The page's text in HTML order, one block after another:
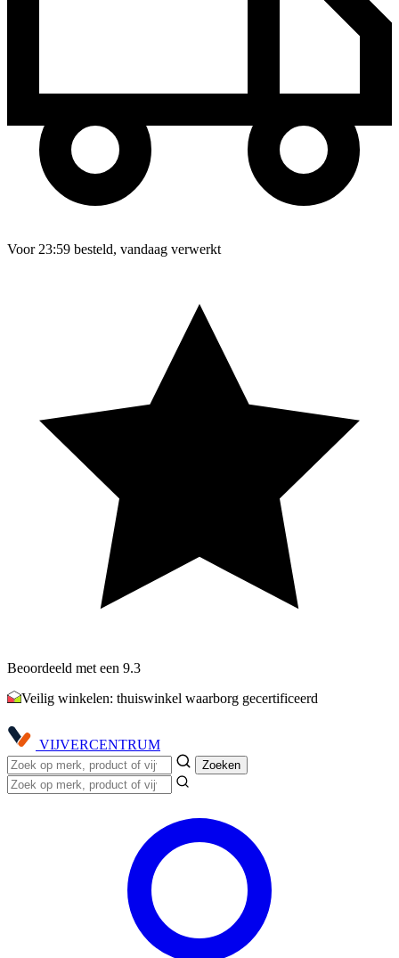
Voor 23:59 besteld, vandaag verwerkt
Beoordeeld met een 9.3
Veilig winkelen: thuiswinkel waarborg gecertificeerd
VIJVERCENTRUM
Zoeken